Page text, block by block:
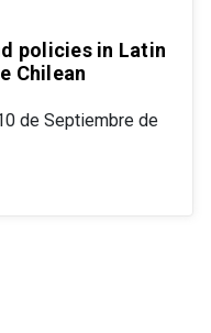
policies in Latin
Chilean
de Septiembre de